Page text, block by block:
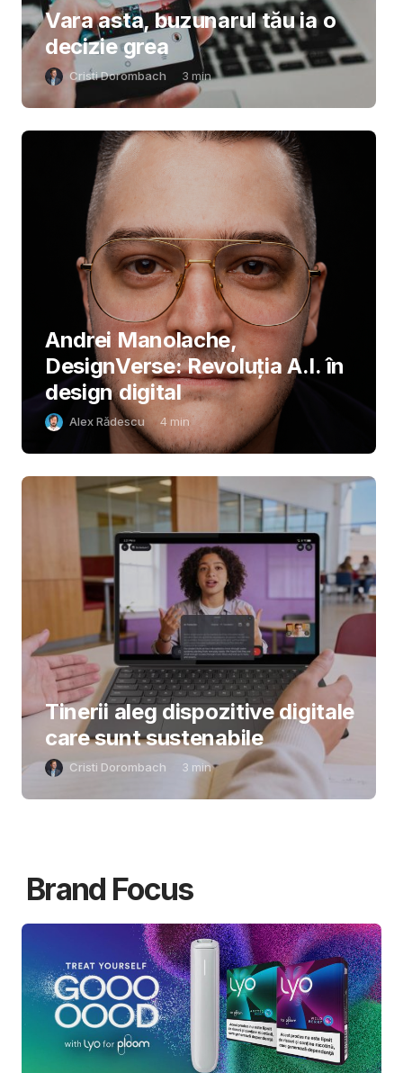
Vara asta, buzunarul tău ia o
decizie grea
Cristi Dorombach 3 min
Andrei Manolache,
DesignVerse: Revoluția A.I. în
design digital
Alex Rădescu 4 min
Tinerii aleg dispozitive digitale
care sunt sustenabile
Cristi Dorombach 3 min
Brand Focus